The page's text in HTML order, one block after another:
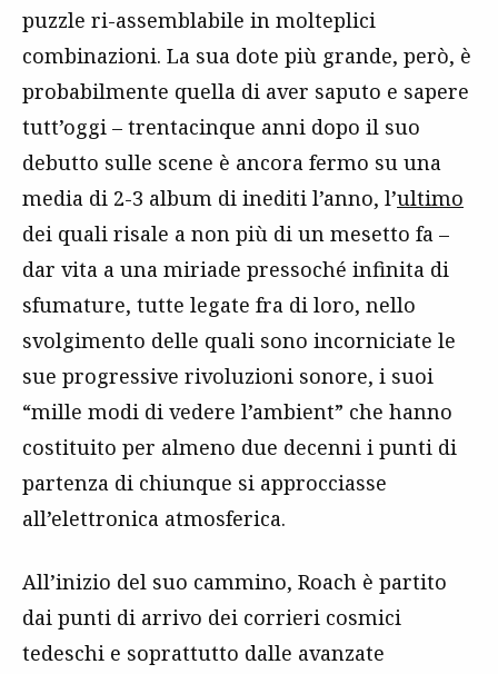
puzzle ri-assemblabile in molteplici
combinazioni. La sua dote più grande, però, è
probabilmente quella di aver saputo e sapere
tutt’oggi – trentacinque anni dopo il suo
debutto sulle scene è ancora fermo su una
media di 2-3 album di inediti l’anno, l’ultimo
dei quali risale a non più di un mesetto fa –
dar vita a una miriade pressoché infinita di
sfumature, tutte legate fra di loro, nello
svolgimento delle quali sono incorniciate le
sue progressive rivoluzioni sonore, i suoi
“mille modi di vedere l’ambient” che hanno
costituito per almeno due decenni i punti di
partenza di chiunque si approcciasse
all’elettronica atmosferica.
All’inizio del suo cammino, Roach è partito
dai punti di arrivo dei corrieri cosmici
tedeschi e soprattutto dalle avanzate